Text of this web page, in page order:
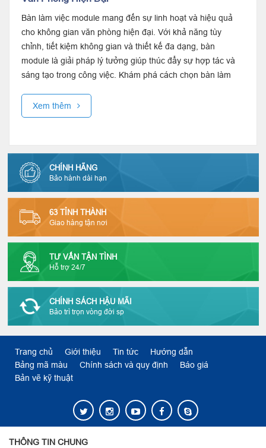
Bàn làm việc module mang đến sự linh hoạt và hiệu quả
cho không gian văn phòng hiện đại. Với khả năng tùy
chỉnh, tiết kiệm không gian và thiết kế đa dạng, bàn
module là giải pháp lý tưởng giúp thúc đẩy sự hợp tác và
sáng tạo trong công việc. Khám phá cách chọn bàn làm
Xem thêm
CHÍNH HÃNG
Bảo hành dài hạn
63 TỈNH THÀNH
Giao hàng tận nơi
TƯ VẤN TẬN TÌNH
Hỗ trợ 24/7
CHÍNH SÁCH HẬU MÃI
Bảo trì trọn vòng đời sp
Trang chủ Giới thiệu Tin tức
Hướng dẫn
Bảng mã màu
Chính sách và quy định
Báo giá
Bản vẽ kỹ thuật
THÔNG TIN CHUNG